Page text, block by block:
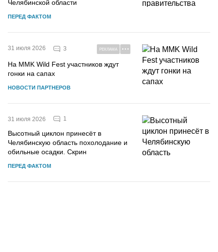
Челябинской области
ПЕРЕД ФАКТОМ
31 июля 2026 3 РЕКЛАМА
На MMK Wild Fest участников ждут
гонки на сапах
НОВОСТИ ПАРТНЕРОВ
31 июля 2026 1
Высотный циклон принесёт в
Челябинскую область похолодание и
обильные осадки. Скрин
ПЕРЕД ФАКТОМ